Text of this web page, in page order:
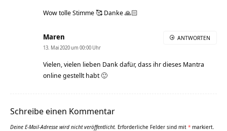
Wow tolle Stimme 🥰 Danke 🙏🏻
Maren
13. Mai 2020 um 00:00 Uhr
Vielen, vielen lieben Dank dafür, dass ihr dieses Mantra
online gestellt habt 🙂
ANTWORTEN
Schreibe einen Kommentar
Deine E-Mail-Adresse wird nicht veröffentlicht. Erforderliche Felder sind mit * markiert.